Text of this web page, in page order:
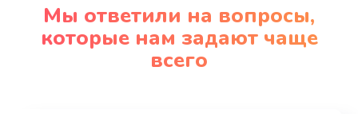
Заказать
Профилактическая чистка
Мы ответили на вопросы,
которые нам задают чаще
всего